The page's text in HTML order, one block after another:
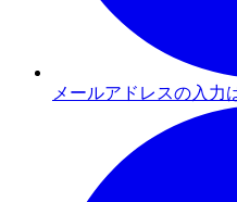
メールアドレスの入力